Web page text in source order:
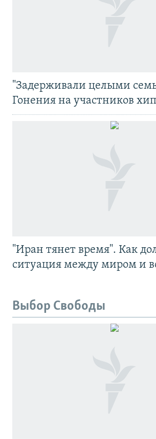
"Задерживали целыми
Гонения на участников
"Иран тянет время". Как
ситуация между миром и
Выбор Свободы